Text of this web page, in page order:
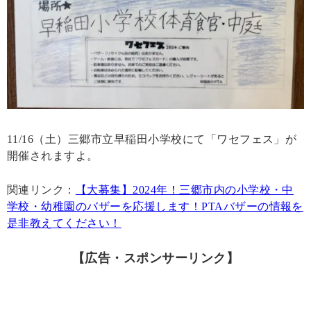
11/16（土）三郷市立早稲田小学校にて「ワセフェス」が
開催されますよ。
関連リンク：
【大募集】2024年！三郷市内の小学校・中
学校・幼稚園のバザーを応援します！PTAバザーの情報を
是非教えてください！
【広告・スポンサーリンク】